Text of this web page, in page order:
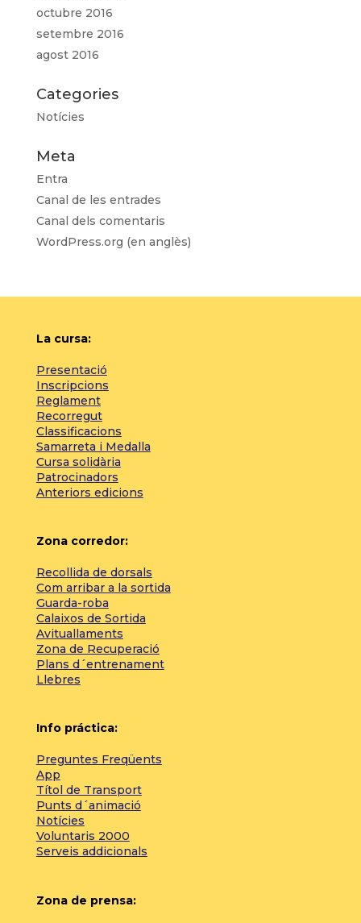
octubre 2016
setembre 2016
agost 2016
Categories
Notícies
Meta
Entra
Canal de les entrades
Canal dels comentaris
WordPress.org (en anglès)
La cursa:
Presentació
Inscripcions
Reglament
Recorregut
Classificacions
Samarreta i Medalla
Cursa solidària
Patrocinadors
Anteriors edicions
Zona corredor:
Recollida de dorsals
Com arribar a la sortida
Guarda-roba
Calaixos de Sortida
Avituallaments
Zona de Recuperació
Plans d´entrenament
Llebres
Info práctica:
Preguntes Freqüents
App
Títol de Transport
Punts d´animació
Notícies
Voluntaris 2000
Serveis addicionals
Zona de prensa: